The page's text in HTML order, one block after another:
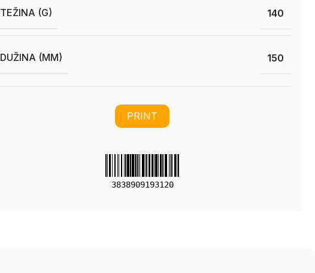
TEŽINA (G) 140
DUŽINA (MM) 150
PRINT
3838909193120